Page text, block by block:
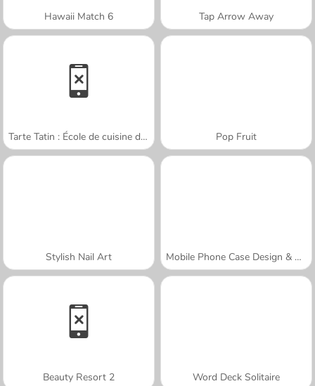
Hawaii Match 6 Tap Arrow Away
Tarte Tatin : École de cuisine de Sara Pop Fruit
Stylish Nail Art Mobile Phone Case Design & DIY
Beauty Resort 2 Word Deck Solitaire